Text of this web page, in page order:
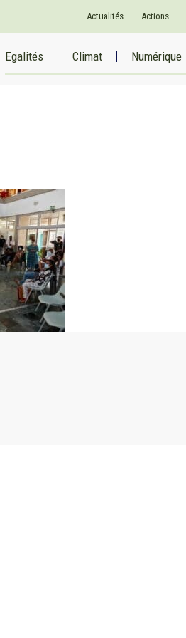
Actualités Actions
Egalités Climat Numérique